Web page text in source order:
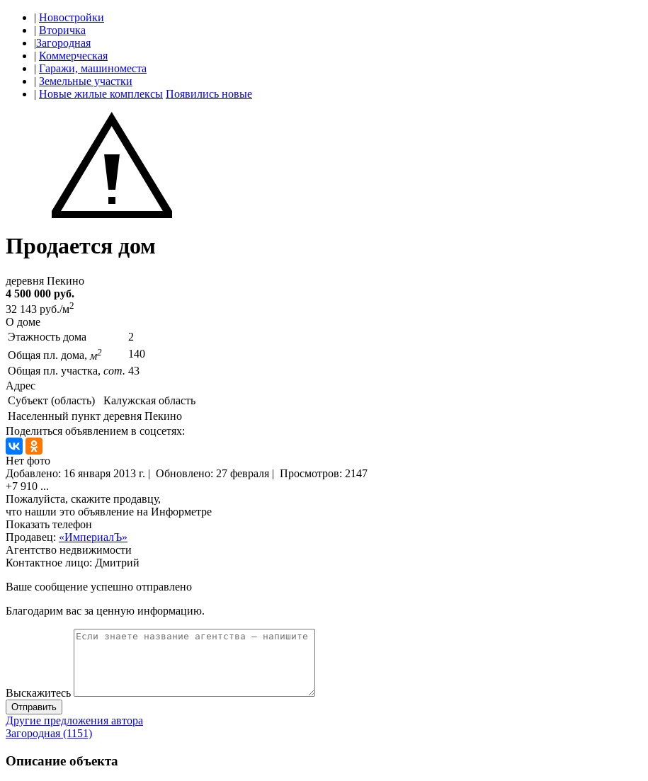
| Новостройки
| Вторичка
|Загородная
| Коммерческая
| Гаражи, машиноместа
| Земельные участки
| Новые жилые комплексы Появились новые
Продается дом
деревня Пекино
4 500 000 руб.
32 143 руб./м2
О доме
Этажность дома
2
Общая пл. дома, м2
140
Общая пл. участка, сот. 43
Адрес
Субъект (область)
Калужская область
Населенный пункт деревня Пекино
Поделиться объявлением в соцсетях:
Нет фото
Добавлено: 16 января 2013 г. | Обновлено: 27 февраля | Просмотров: 2147
+7 910 ...
Пожалуйста, скажите продавцу,
что нашли это объявление на Информетре
Показать телефон
Продавец: «ИмпериалЪ»
Агентство недвижимости
Контактное лицо: Дмитрий
Ваше сообщение успешно отправлено
Благодарим вас за ценную информацию.
Выскажитесь
Отправить
Другие предложения автора
Загородная (1151)
Описание объекта